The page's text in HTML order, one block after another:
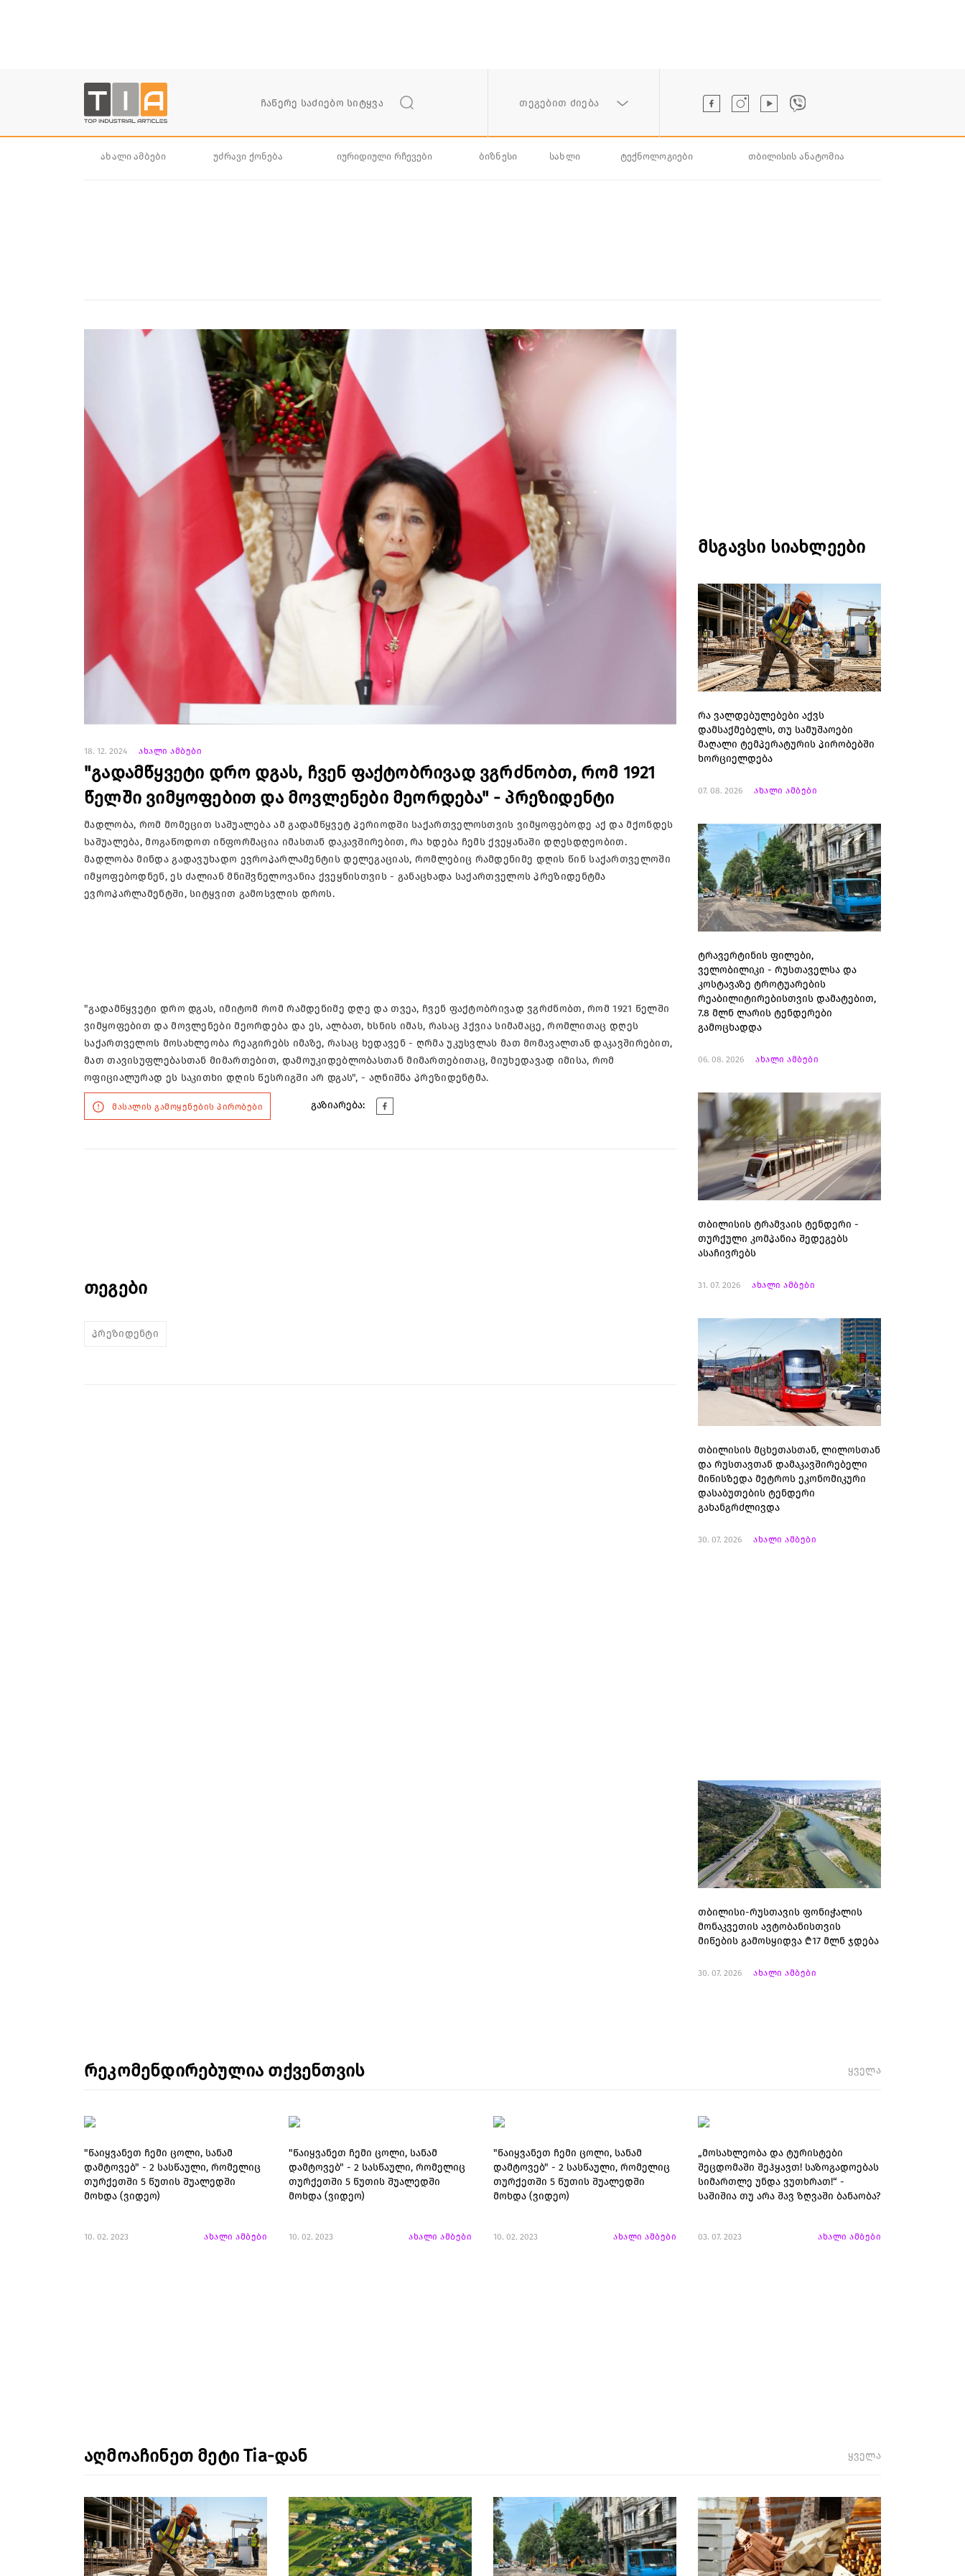
თეგებით ძიება
ახალი ამბები უძრავი ქონება იურიდიული რჩევები ბიზნესი სახლი ტექნოლოგიები თბილისის ანატომია
18. 12. 2024 ახალი ამბები
"გადამწყვეტი დრო დგას, ჩვენ ფაქტობრივად ვგრძნობთ, რომ 1921
წელში ვიმყოფებით და მოვლენები მეორდება" - პრეზიდენტი
მადლობა, რომ მომეცით საშუალება ამ გადამწყვეტ პერიოდში საქართველოსთვის ვიმყოფებოდე აქ და მქონდეს
საშუალება, მოგაწოდოთ ინფორმაცია იმასთან დაკავშირებით, რა ხდება ჩემს ქვეყანაში დღესდღეობით.
მადლობა მინდა გადავუხადო ევროპარლამენტის დელეგაციას, რომლებიც რამდენიმე დღის წინ საქართველოში
იმყოფებოდნენ, ეს ძალიან მნიშვნელოვანია ქვეყნისთვის - განაცხადა საქართველოს პრეზიდენტმა
ევროპარლამენტში, სიტყვით გამოსვლის დროს.
"გადამწყვეტი დრო დგას, იმიტომ რომ რამდენიმე დღე და თვეა, ჩვენ ფაქტობრივად ვგრძნობთ, რომ 1921 წელში
ვიმყოფებით და მოვლენები მეორდება და ეს, ალბათ, ხსნის იმას, რასაც ჰქვია სიმამაცე, რომლითაც დღეს
საქართველოს მოსახლეობა რეაგირებს იმაზე, რასაც ხედავენ - ღრმა უკუსვლას მათ მომავალთან დაკავშირებით,
მათ თავისუფლებასთან მიმართებით, დამოუკიდებლობასთან მიმართებითაც, მიუხედავად იმისა, რომ
ოფიციალურად ეს საკითხი დღის წესრიგში არ დგას", - აღნიშნა პრეზიდენტმა.
მასალის გამოყენების პირობები გაზიარება:
თეგები
პრეზიდენტი
მსგავსი სიახლეები
რა ვალდებულებები აქვს
დამსაქმებელს, თუ სამუშაოები
მაღალი ტემპერატურის პირობებში
ხორციელდება
07. 08. 2026 ახალი ამბები
ტრავერტინის ფილები,
ველობილიკი - რუსთაველსა და
კოსტავაზე ტროტუარების
რეაბილიტირებისთვის დამატებით,
7.8 მლნ ლარის ტენდერები
გამოცხადდა
06. 08. 2026 ახალი ამბები
თბილისის ტრამვაის ტენდერი -
თურქული კომპანია შედეგებს
ასაჩივრებს
31. 07. 2026 ახალი ამბები
თბილისის მცხეთასთან, ლილოსთან
და რუსთავთან დამაკავშირებელი
მიწისზედა მეტროს ეკონომიკური
დასაბუთების ტენდერი
გახანგრძლივდა
30. 07. 2026 ახალი ამბები
თბილისი-რუსთავის ფონიჭალის
მონაკვეთის ავტობანისთვის
მიწების გამოსყიდვა ₾17 მლნ ჯდება
30. 07. 2026 ახალი ამბები
რეკომენდირებულია თქვენთვის ყველა
"წაიყვანეთ ჩემი ცოლი, სანამ
დამტოვებ" - 2 სასწაული, რომელიც
თურქეთში 5 წუთის შუალედში
მოხდა (ვიდეო)
10. 02. 2023 ახალი ამბები
"წაიყვანეთ ჩემი ცოლი, სანამ
დამტოვებ" - 2 სასწაული, რომელიც
თურქეთში 5 წუთის შუალედში
მოხდა (ვიდეო)
10. 02. 2023 ახალი ამბები
"წაიყვანეთ ჩემი ცოლი, სანამ
დამტოვებ" - 2 სასწაული, რომელიც
თურქეთში 5 წუთის შუალედში
მოხდა (ვიდეო)
10. 02. 2023 ახალი ამბები
„მოსახლეობა და ტურისტები
შეცდომაში შეჰყავთ! საზოგადოებას
სიმართლე უნდა ვუთხრათ!“ -
საშიშია თუ არა შავ ზღვაში ბანაობა?
03. 07. 2023 ახალი ამბები
აღმოაჩინეთ მეტი Tia-დან ყველა